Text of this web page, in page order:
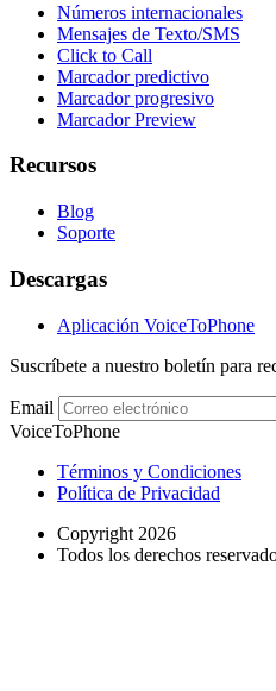
Números internacionales
Mensajes de Texto/SMS
Click to Call
Marcador predictivo
Marcador progresivo
Marcador Preview
Recursos
Blog
Soporte
Descargas
Aplicación VoiceToPhone
Suscríbete a nuestro boletín para
Email
VoiceToPhone
Términos y Condiciones
Política de Privacidad
Copyright 2026
Todos los derechos